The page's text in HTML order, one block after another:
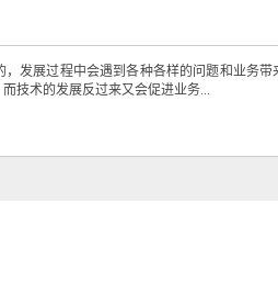
发展过程中会遇到各种各样的问题和业务带
技术的发展反过来又会促进业务...